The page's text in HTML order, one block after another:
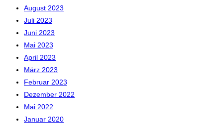
August 2023
Juli 2023
Juni 2023
Mai 2023
April 2023
März 2023
Februar 2023
Dezember 2022
Mai 2022
Januar 2020